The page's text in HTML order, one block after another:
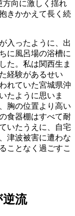
方向に激しく揺れ
きかかえて長く続
入ったように、出
に風呂場の浴槽に
た。私は関西生ま
経験があるせい
れていた宮城県沖
たように思いま
胸の位置より高い
食器棚はすべて耐
いたうえに、自宅
津波被害に遭わな
ことなく過ごすこ
流